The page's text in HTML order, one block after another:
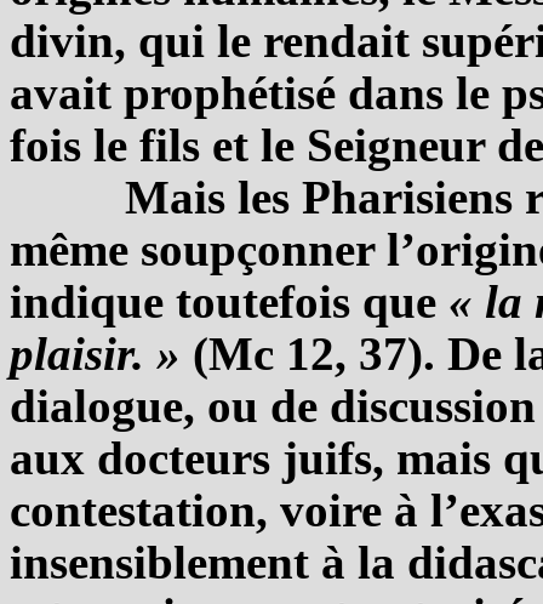
divin, qui le rendait
avait prophétisé dans le
fois le fils et le Seigneur
Mais les Pharisiens
même soupçonner
indique toutefois que « la
plaisir. » (Mc 12, 37). De
dialogue, ou de
aux docteurs juifs, mais
contestation, voire à
insensiblement à la